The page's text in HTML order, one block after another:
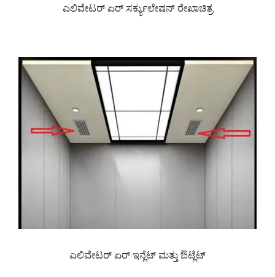
ಎಲಿವೇಟರ್ ಏರ್ ಸರ್ಕ್ಯುಲೇಷನ್ ರೇಖಾಚಿತ್ರ
ಎಲಿವೇಟರ್ ಏರ್ ಇನ್ಲೆಟ್ ಮತ್ತು ಔಟ್ಲೆಟ್